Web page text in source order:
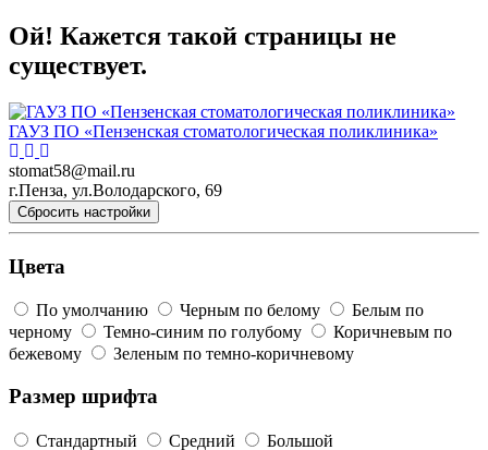
Ой! Кажется такой страницы не
существует.
ГАУЗ ПО «Пензенская стоматологическая поликлиника»
stomat58@mail.ru
г.Пенза, ул.Володарского, 69
Сбросить настройки
Цвета
По умолчанию Черным по белому
Белым по
черному
Темно-синим по голубому
Коричневым по
бежевому
Зеленым по темно-коричневому
Размер шрифта
Стандартный Средний Большой